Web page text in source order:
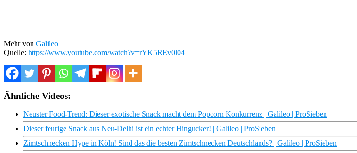
Mehr von Galileo
Quelle: https://www.youtube.com/watch?v=rYK5REv0l04
Ähnliche Videos:
Neuster Food-Trend: Dieser exotische Snack macht dem Popcorn Konkurrenz | Galileo | ProSieben
Dieser feurige Snack aus Neu-Delhi ist ein echter Hingucker! | Galileo | ProSieben
Zimtschnecken Hype in Köln! Sind das die besten Zimtschnecken Deutschlands? | Galileo | ProSieben